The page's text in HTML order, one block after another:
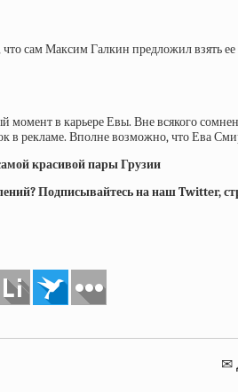
сам Максим Галкин предложил взять
в карьере Евы. Вне всякого
в рекламе. Вполне возможно, что Ева
красивой пары Грузии
Подписывайтесь на наш Twitter,
✉